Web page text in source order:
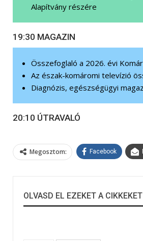
Alapítvány részére
19:30 MAGAZIN
Összefoglaló a 2026. évi
Az észak-komáromi televízió
Diagnózis, egészségügyi
20:10 ÚTRAVALÓ
Megosztom: Facebook
OLVASD EL EZEKET A